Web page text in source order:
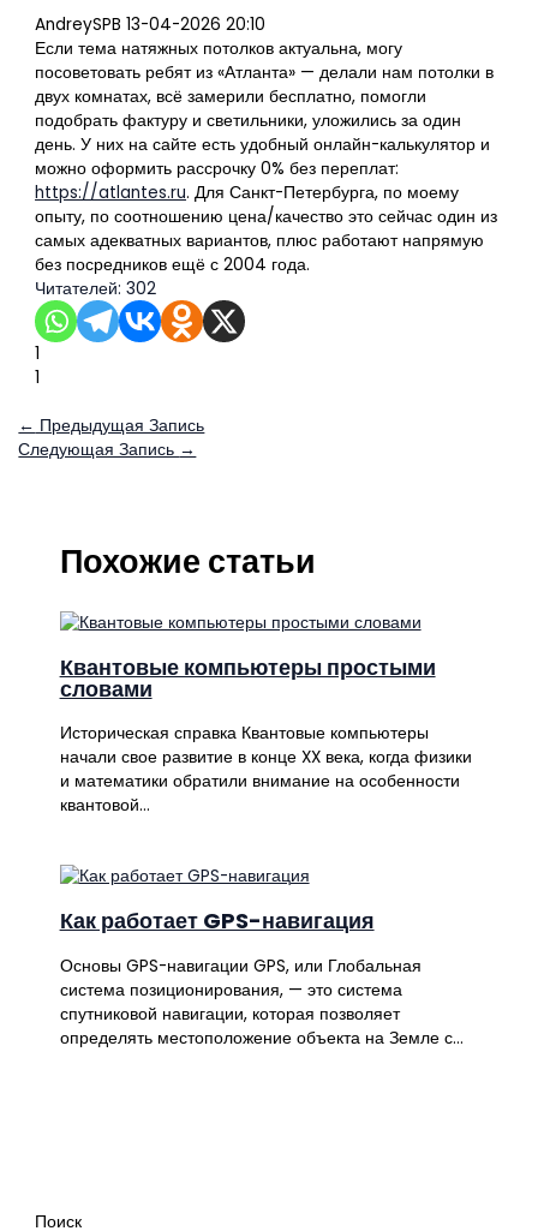
AndreySPB 13-04-2026 20:10
Если тема натяжных потолков актуальна, могу
посоветовать ребят из «Атланта» — делали нам потолки в
двух комнатах, всё замерили бесплатно, помогли
подобрать фактуру и светильники, уложились за один
день. У них на сайте есть удобный онлайн-калькулятор и
можно оформить рассрочку 0% без переплат:
https://atlantes.ru. Для Санкт-Петербурга, по моему
опыту, по соотношению цена/качество это сейчас один из
самых адекватных вариантов, плюс работают напрямую
без посредников ещё с 2004 года.
Читателей: 302
1
1
← Предыдущая Запись
Следующая Запись →
Похожие статьи
Квантовые компьютеры простыми
словами
Историческая справка Квантовые компьютеры
начали свое развитие в конце XX века, когда физики
и математики обратили внимание на особенности
квантовой…
Как работает GPS-навигация
Основы GPS-навигации GPS, или Глобальная
система позиционирования, — это система
спутниковой навигации, которая позволяет
определять местоположение объекта на Земле с…
Поиск